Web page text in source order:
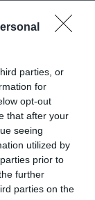
parties, or
for
opt-out
that after your
seeing
utilized by
prior to
further
parties on the
proprie
Più
infatti
a